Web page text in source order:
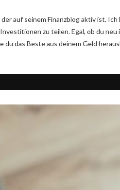
auf seinem Finanzblog aktiv ist.
zu teilen. Egal, ob du
du das Beste aus deinem Geld